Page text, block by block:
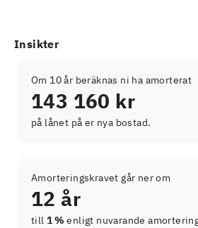
Insikter
Om 10 år beräknas ni ha amorterat
143 160 kr
på lånet på er nya bostad.
Amorteringskravet går ner om
12 år
till 1 % enligt nuvarande